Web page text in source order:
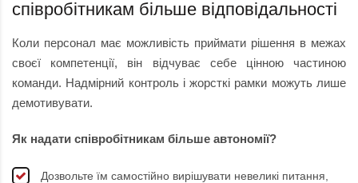
співробітникам більше відповідальності
Коли персонал має можливість приймати рішення в межах
своєї компетенції, він відчуває себе цінною частиною
команди. Надмірний контроль і жорсткі рамки можуть лише
демотивувати.
Як надати співробітникам більше автономії?
Дозвольте їм самостійно вирішувати невеликі питання,